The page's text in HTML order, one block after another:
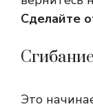
Сделайте
Это